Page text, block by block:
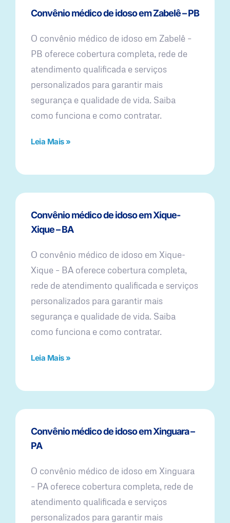
Convênio médico de idoso em Zabelê – PB
O convênio médico de idoso em Zabelê –
PB oferece cobertura completa, rede de
atendimento qualificada e serviços
personalizados para garantir mais
segurança e qualidade de vida. Saiba
como funciona e como contratar.
Leia Mais »
Convênio médico de idoso em Xique-
Xique – BA
O convênio médico de idoso em Xique-
Xique – BA oferece cobertura completa,
rede de atendimento qualificada e serviços
personalizados para garantir mais
segurança e qualidade de vida. Saiba
como funciona e como contratar.
Leia Mais »
Convênio médico de idoso em Xinguara –
PA
O convênio médico de idoso em Xinguara
– PA oferece cobertura completa, rede de
atendimento qualificada e serviços
personalizados para garantir mais